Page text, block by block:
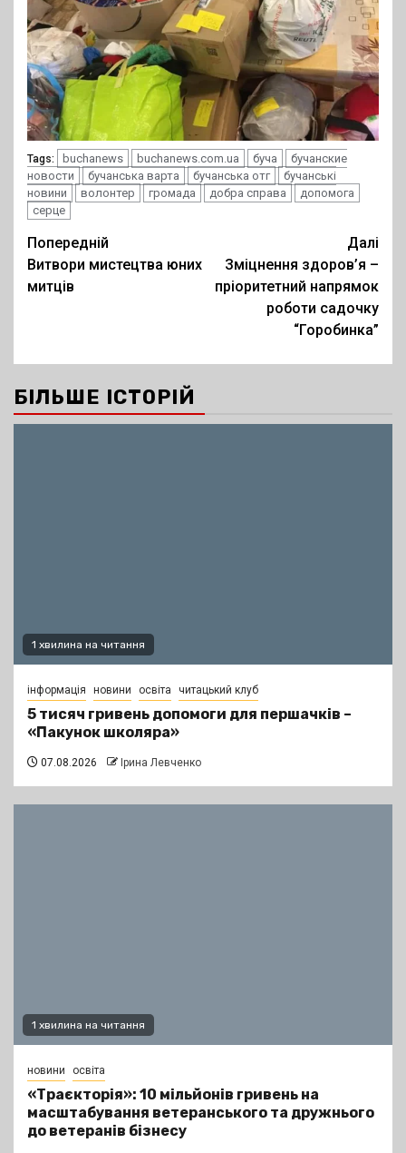
Tags: buchanews buchanews.com.ua буча
бучанские
новости
бучанська варта бучанська отг
бучанські
новини
волонтер громада добра справа
допомога
серце
Post
navigation
Попередній
Витвори мистецтва юних
митців
Далі
Зміцнення здоров’я –
пріоритетний напрямок
роботи садочку
“Горобинка”
БІЛЬШЕ ІСТОРІЙ
1 хвилина на читання
інформація новини освіта читацький клуб
5 тисяч гривень допомоги для першачків –
«Пакунок школяра»
07.08.2026 Ірина Левченко
1 хвилина на читання
новини освіта
«Траєкторія»: 10 мільйонів гривень на
масштабування ветеранського та дружнього
до ветеранів бізнесу